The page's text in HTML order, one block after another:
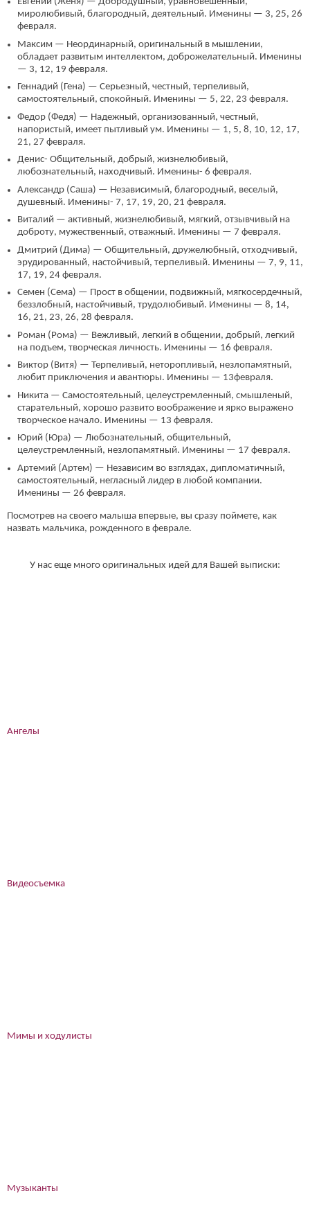
миролюбивый, благородный, деятельный. Именины — 3, 25, 26
февраля.
Максим — Неординарный, оригинальный в мышлении,
обладает развитым интеллектом, доброжелательный. Именины
— 3, 12, 19 февраля.
Геннадий (Гена) — Серьезный, честный, терпеливый,
самостоятельный, спокойный. Именины — 5, 22, 23 февраля.
Федор (Федя) — Надежный, организованный, честный,
напористый, имеет пытливый ум. Именины — 1, 5, 8, 10, 12, 17,
21, 27 февраля.
Денис- Общительный, добрый, жизнелюбивый,
любознательный, находчивый. Именины- 6 февраля.
Александр (Саша) — Независимый, благородный, веселый,
душевный. Именины- 7, 17, 19, 20, 21 февраля.
Виталий — активный, жизнелюбивый, мягкий, отзывчивый на
доброту, мужественный, отважный. Именины — 7 февраля.
Дмитрий (Дима) — Общительный, дружелюбный, отходчивый,
эрудированный, настойчивый, терпеливый. Именины — 7, 9, 11,
17, 19, 24 февраля.
Семен (Сема) — Прост в общении, подвижный, мягкосердечный,
беззлобный, настойчивый, трудолюбивый. Именины — 8, 14,
16, 21, 23, 26, 28 февраля.
Роман (Рома) — Вежливый, легкий в общении, добрый, легкий
на подъем, творческая личность. Именины — 16 февраля.
Виктор (Витя) — Терпеливый, неторопливый, незлопамятный,
любит приключения и авантюры. Именины — 13февраля.
Никита — Самостоятельный, целеустремленный, смышленый,
старательный, хорошо развито воображение и ярко выражено
творческое начало. Именины — 13 февраля.
Юрий (Юра) — Любознательный, общительный,
целеустремленный, незлопамятный. Именины — 17 февраля.
Артемий (Артем) — Независим во взглядах, дипломатичный,
самостоятельный, негласный лидер в любой компании.
Именины — 26 февраля.
Посмотрев на своего малыша впервые, вы сразу поймете, как
назвать мальчика, рожденного в феврале.
У нас еще много оригинальных идей для Вашей выписки:
Ангелы
Видеосъемка
Мимы и ходулисты
Музыканты